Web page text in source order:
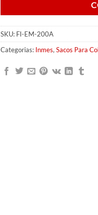
SKU: FI-EM-200A
Categorias: Inmes, Sacos Para